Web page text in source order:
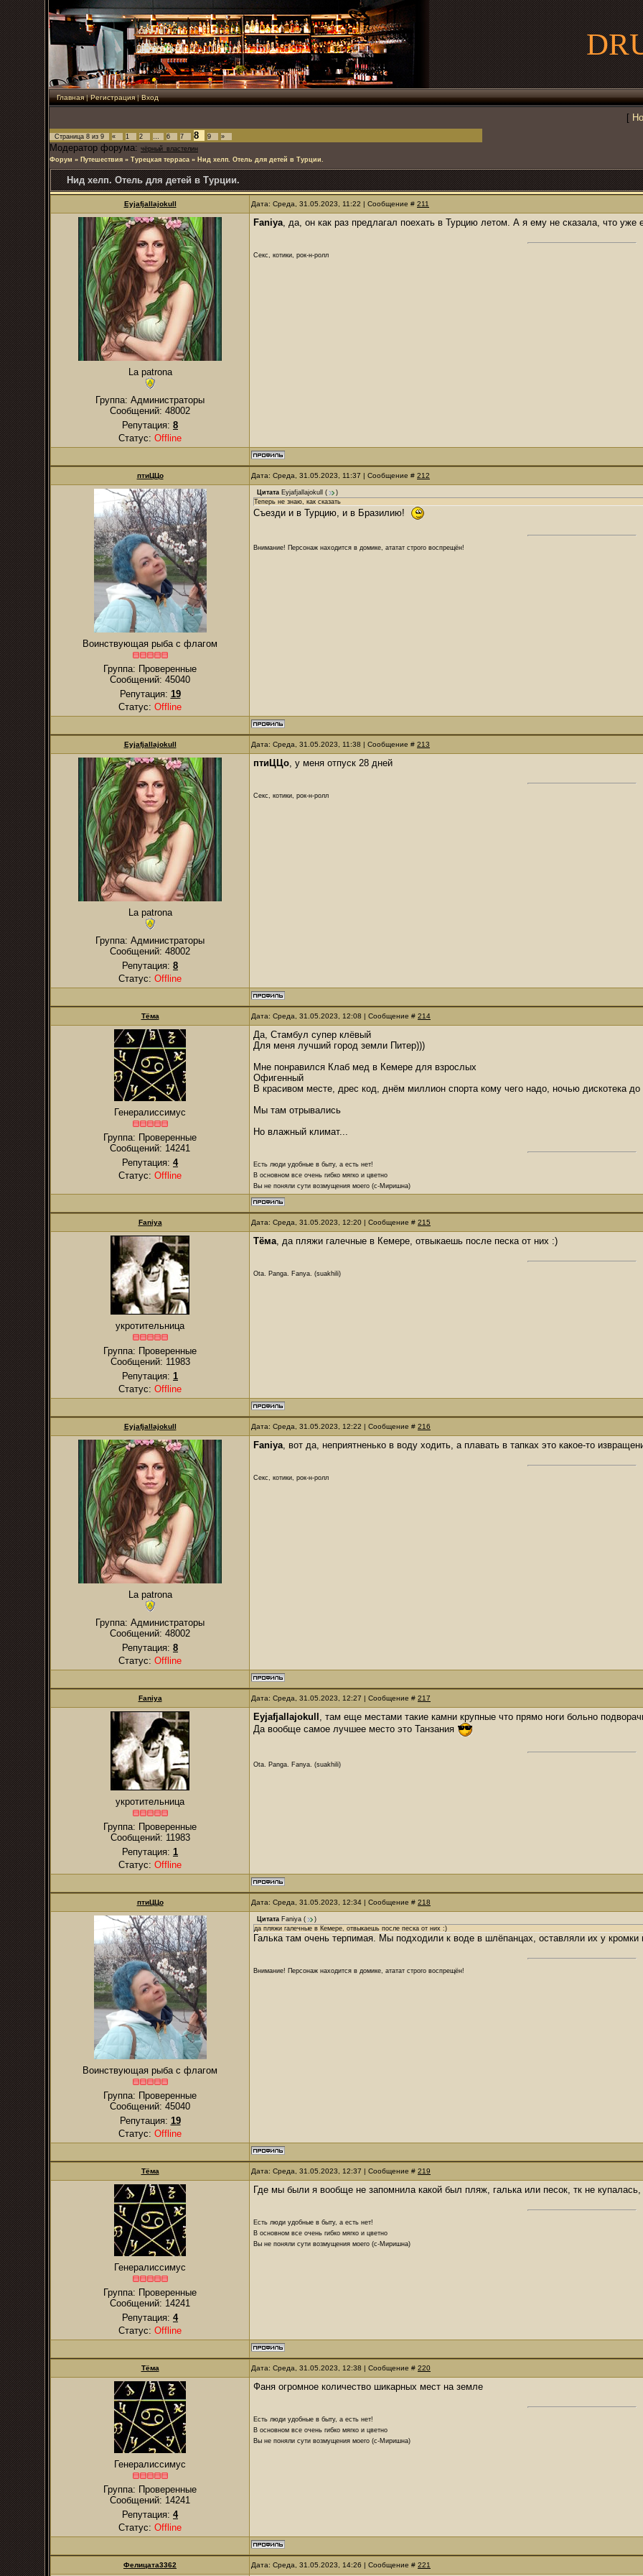
Главная|Регистрация|Вход
[
Страница 8 из 9 « 1 2 … 6 7 8 9 »
Модератор форума: чёрный_властелин
Форум » Путешествия » Турецкая терраса » Нид хелп. Отель для детей в Турции.
Нид хелп. Отель для детей в Турции.
Eyjafjallajokull Дата: Среда, 31.05.2023, 11:22 | Сообщение # 211
La patrona
Группа: Администраторы
Сообщений: 48002
Репутация: 8
Статус: Offline
Faniya, да, он как раз предлагал поехать в Турцию летом. А я ему не сказала, что уже
Секс, котики, рок-н-ролл
птиЦЦо Дата: Среда, 31.05.2023, 11:37 | Сообщение # 212
Воинствующая рыба с флагом
Группа: Проверенные
Сообщений: 45040
Репутация: 19
Статус: Offline
Цитата Eyjafjallajokull (
)
Теперь не знаю, как сказать
Съезди и в Турцию, и в Бразилию!
Внимание! Персонаж находится в домике, ататат строго воспрещён!
Eyjafjallajokull Дата: Среда, 31.05.2023, 11:38 | Сообщение # 213
La patrona
Группа: Администраторы
Сообщений: 48002
Репутация: 8
Статус: Offline
птиЦЦо, у меня отпуск 28 дней
Секс, котики, рок-н-ролл
Тёма Дата: Среда, 31.05.2023, 12:08 | Сообщение # 214
Генералиссимус
Группа: Проверенные
Сообщений: 14241
Репутация: 4
Статус: Offline
Да, Стамбул супер клёвый
Для меня лучший город земли Питер)))
Мне понравился Клаб мед в Кемере для взрослых
Офигенный
В красивом месте, дрес код, днём миллион спорта кому чего надо, ночью дискотека до
Мы там отрывались
Но влажный климат...
Есть люди удобные в быту, а есть нет!
В основном все очень гибко мягко и цветно
Вы не поняли сути возмущения моего (с-Миришна)
Faniya Дата: Среда, 31.05.2023, 12:20 | Сообщение # 215
укротительница
Группа: Проверенные
Сообщений: 11983
Репутация: 1
Статус: Offline
Тёма, да пляжи галечные в Кемере, отвыкаешь после песка от них :)
Ota. Panga. Fanya. (suakhili)
Eyjafjallajokull Дата: Среда, 31.05.2023, 12:22 | Сообщение # 216
La patrona
Группа: Администраторы
Сообщений: 48002
Репутация: 8
Статус: Offline
Faniya, вот да, неприятненько в воду ходить, а плавать в тапках это какое-то
Секс, котики, рок-н-ролл
Faniya Дата: Среда, 31.05.2023, 12:27 | Сообщение # 217
укротительница
Группа: Проверенные
Сообщений: 11983
Репутация: 1
Статус: Offline
Eyjafjallajokull , там еще местами такие камни крупные что прямо ноги больно
Да вообще самое лучшее место это Танзания
Ota. Panga. Fanya. (suakhili)
птиЦЦо Дата: Среда, 31.05.2023, 12:34 | Сообщение # 218
Воинствующая рыба с флагом
Группа: Проверенные
Сообщений: 45040
Репутация: 19
Статус: Offline
Цитата Faniya (
)
да пляжи галечные в Кемере, отвыкаешь после песка от них :)
Галька там очень терпимая. Мы подходили к воде в шлёпанцах, оставляли их у кромки
Внимание! Персонаж находится в домике, ататат строго воспрещён!
Тёма Дата: Среда, 31.05.2023, 12:37 | Сообщение # 219
Генералиссимус
Группа: Проверенные
Сообщений: 14241
Репутация: 4
Статус: Offline
Где мы были я вообще не запомнила какой был пляж, галька или песок, тк не
Есть люди удобные в быту, а есть нет!
В основном все очень гибко мягко и цветно
Вы не поняли сути возмущения моего (с-Миришна)
Тёма Дата: Среда, 31.05.2023, 12:38 | Сообщение # 220
Генералиссимус
Группа: Проверенные
Сообщений: 14241
Репутация: 4
Статус: Offline
Фаня огромное количество шикарных мест на земле
Есть люди удобные в быту, а есть нет!
В основном все очень гибко мягко и цветно
Вы не поняли сути возмущения моего (с-Миришна)
Фелицата3362 Дата: Среда, 31.05.2023, 14:26 | Сообщение # 221